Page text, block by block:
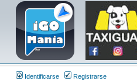
Identificarse Registrarse